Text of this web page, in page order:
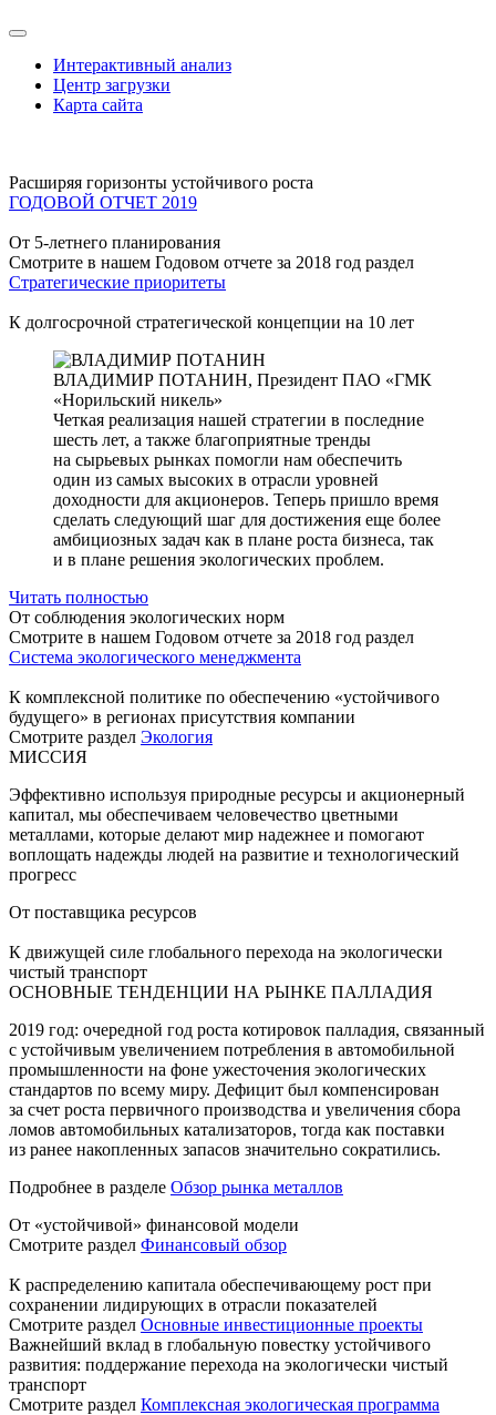
Интерактивный анализ
Центр загрузки
Карта сайта
Расширяя горизонты устойчивого роста
ГОДОВОЙ ОТЧЕТ 2019
От 5-летнего планирования
Смотрите в нашем Годовом отчете за 2018 год раздел
Стратегические приоритеты
К долгосрочной стратегической концепции на 10 лет
ВЛАДИМИР ПОТАНИН, Президент ПАО «ГМК
«Норильский никель»
Четкая реализация нашей стратегии в последние
шесть лет, а также благоприятные тренды
на сырьевых рынках помогли нам обеспечить
один из самых высоких в отрасли уровней
доходности для акционеров. Теперь пришло время
сделать следующий шаг для достижения еще более
амбициозных задач как в плане роста бизнеса, так
и в плане решения экологических проблем.
Читать полностью
От соблюдения экологических норм
Смотрите в нашем Годовом отчете за 2018 год раздел
Система экологического менеджмента
К комплексной политике по обеспечению «устойчивого
будущего» в регионах присутствия компании
Смотрите раздел Экология
МИССИЯ
Эффективно используя природные ресурсы и акционерный
капитал, мы обеспечиваем человечество цветными
металлами, которые делают мир надежнее и помогают
воплощать надежды людей на развитие и технологический
прогресс
От поставщика ресурсов
К движущей силе глобального перехода на экологически
чистый транспорт
ОСНОВНЫЕ ТЕНДЕНЦИИ НА РЫНКЕ ПАЛЛАДИЯ
2019 год: очередной год роста котировок палладия, связанный
с устойчивым увеличением потребления в автомобильной
промышленности на фоне ужесточения экологических
стандартов по всему миру. Дефицит был компенсирован
за счет роста первичного производства и увеличения сбора
ломов автомобильных катализаторов, тогда как поставки
из ранее накопленных запасов значительно сократились.
Подробнее в разделе Обзор рынка металлов
От «устойчивой» финансовой модели
Смотрите раздел Финансовый обзор
К распределению капитала обеспечивающему рост при
сохранении лидирующих в отрасли показателей
Смотрите раздел Основные инвестиционные проекты
Важнейший вклад в глобальную повестку устойчивого
развития: поддержание перехода на экологически чистый
транспорт
Смотрите раздел Комплексная экологическая программа